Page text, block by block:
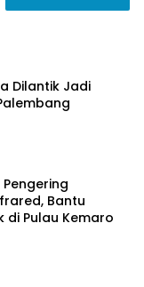
Dilantik Jadi
Bantu
di Pulau Kemaro